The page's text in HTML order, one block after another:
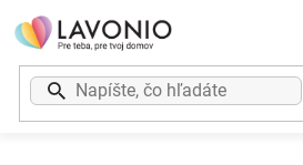
Prejsť
na
obsah